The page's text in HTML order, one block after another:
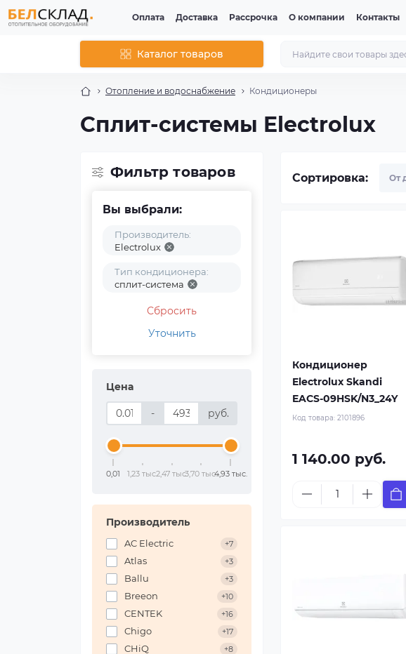
Оплата Доставка Рассрочка О компании Контакты
Каталог товаров
Отопление и водоснабжение Кондиционеры
Сплит-системы Electrolux
Фильтр товаров
Вы выбрали:
Производитель:
Electrolux
Тип кондиционера:
сплит-система
Сбросить
Уточнить
Цена
- руб.
0,01 1,23 тыс.2,47 тыс.3,70 тыс.4,93 тыс.
Производитель
AC Electric +7
Atlas +3
Ballu +3
Breeon +10
CENTEK +16
Chigo +17
CHiQ +8
Сортировка:
Кондиционер
Electrolux Skandi
EACS-09HSK/N3_24Y
Код товара: 2101896
1 140.00 руб.